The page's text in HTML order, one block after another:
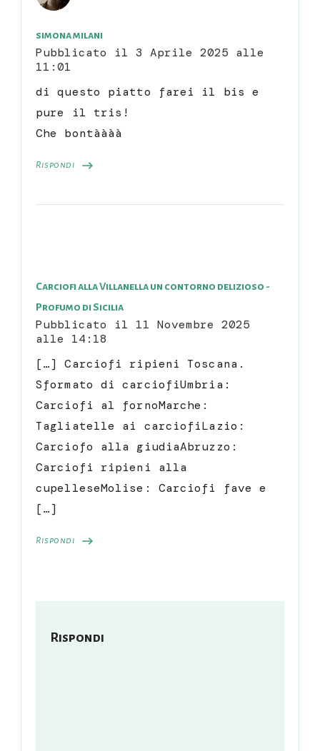
simona milani
Pubblicato il 3 Aprile 2025 alle
11:01
Rispondi
di questo piatto farei il bis e
pure il tris!
Che bontàààà
Carciofi alla Villanella un contorno delizioso -
Profumo di Sicilia
Pubblicato il 11 Novembre 2025
alle 14:18
Rispondi
[…] Carciofi ripieni Toscana.
Sformato di carciofiUmbria:
Carciofi al fornoMarche:
Tagliatelle ai carciofiLazio:
Carciofo alla giudiaAbruzzo:
Carciofi ripieni alla
cupelleseMolise: Carciofi fave e
[…]
Rispondi